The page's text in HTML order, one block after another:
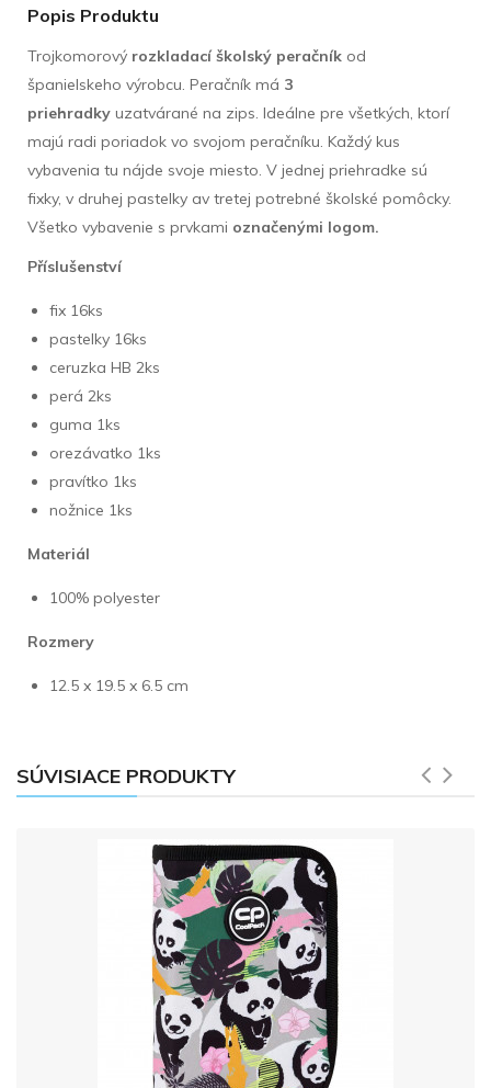
Popis Produktu
Trojkomorový rozkladací školský peračník od
španielskeho výrobcu. Peračník má 3
priehradky uzatvárané na zips. Ideálne pre všetkých, ktorí
majú radi poriadok vo svojom peračníku. Každý kus
vybavenia tu nájde svoje miesto. V jednej priehradke sú
fixky, v druhej pastelky av tretej potrebné školské pomôcky.
Všetko vybavenie s prvkami označenými logom.
Příslušenství
fix 16ks
pastelky 16ks
ceruzka HB 2ks
perá 2ks
guma 1ks
orezávatko 1ks
pravítko 1ks
nožnice 1ks
Materiál
100% polyester
Rozmery
12.5 x 19.5 x 6.5 cm
SÚVISIACE PRODUKTY